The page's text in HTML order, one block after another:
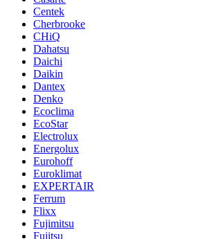
Centek
Cherbrooke
CHiQ
Dahatsu
Daichi
Daikin
Dantex
Denko
Ecoclima
EcoStar
Electrolux
Energolux
Eurohoff
Euroklimat
EXPERTAIR
Ferrum
Flixx
Fujimitsu
Fujitsu